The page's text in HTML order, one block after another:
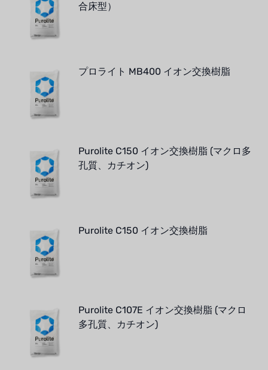
合床型）
プロライト MB400 イオン交換樹脂
Purolite C150 イオン交換樹脂 (マクロ多
孔質、カチオン)
Purolite C150 イオン交換樹脂
Purolite C107E イオン交換樹脂 (マクロ
多孔質、カチオン)